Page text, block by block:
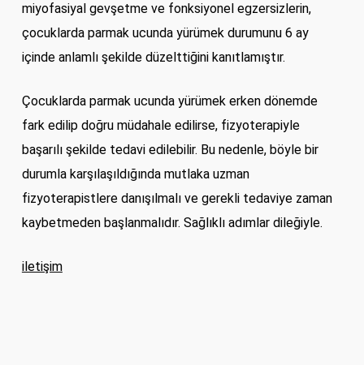
miyofasiyal gevşetme ve fonksiyonel egzersizlerin,
çocuklarda parmak ucunda yürümek durumunu 6 ay
içinde anlamlı şekilde düzelttiğini kanıtlamıştır.
Çocuklarda parmak ucunda yürümek erken dönemde
fark edilip doğru müdahale edilirse, fizyoterapiyle
başarılı şekilde tedavi edilebilir. Bu nedenle, böyle bir
durumla karşılaşıldığında mutlaka uzman
fizyoterapistlere danışılmalı ve gerekli tedaviye zaman
kaybetmeden başlanmalıdır. Sağlıklı adımlar dileğiyle.
iletişim